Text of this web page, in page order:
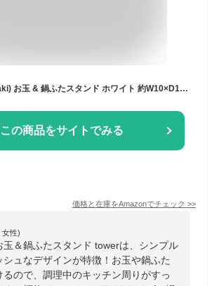
山崎実業(Yamazaki) お玉 & 鍋ふたスタンド ホワイト 約W10×D10×H15cm タワー tower お玉置き 鍋ふた置き スタンド 2248
この商品をサイトでみる
価格と在庫をAmazonでチェック >>
女性)
玉＆鍋ふたスタンド towerは、シンプル
シュなデザインが特徴！お玉や鍋ふた
るので、調理中のキッチン周りがすっ